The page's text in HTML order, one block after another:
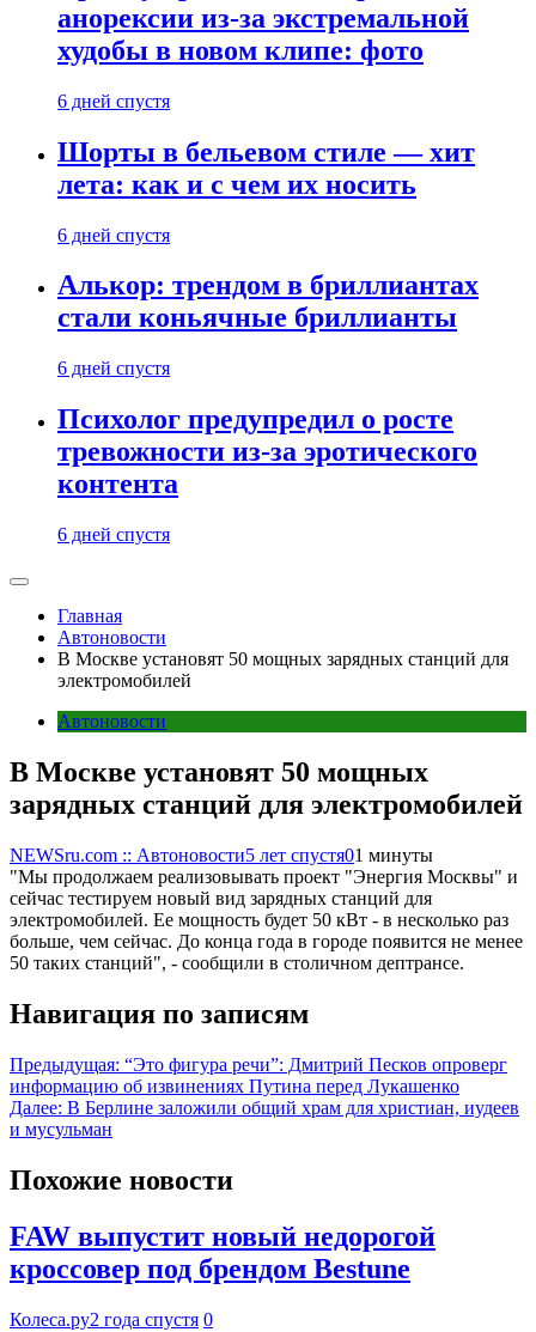
анорексии из-за экстремальной
худобы в новом клипе: фото
6 дней спустя
Шорты в бельевом стиле — хит
лета: как и с чем их носить
6 дней спустя
Алькор: трендом в бриллиантах
стали коньячные бриллианты
6 дней спустя
Психолог предупредил о росте
тревожности из-за эротического
контента
6 дней спустя
Главная
Автоновости
В Москве установят 50 мощных зарядных станций для
электромобилей
Автоновости
В Москве установят 50 мощных
зарядных станций для электромобилей
NEWSru.com :: Автоновости5 лет спустя01 минуты
"Мы продолжаем реализовывать проект "Энергия Москвы" и
сейчас тестируем новый вид зарядных станций для
электромобилей. Ее мощность будет 50 кВт - в несколько раз
больше, чем сейчас. До конца года в городе появится не менее
50 таких станций", - сообщили в столичном дептрансе.
Навигация по записям
Предыдущая: “Это фигура речи”: Дмитрий Песков опроверг
информацию об извинениях Путина перед Лукашенко
Далее: В Берлине заложили общий храм для христиан, иудеев
и мусульман
Похожие новости
FAW выпустит новый недорогой
кроссовер под брендом Bestune
Колеса.ру2 года спустя 0